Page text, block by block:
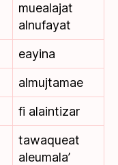
muealajat
alnufayat
eayina
almujtamae
fi alaintizar
tawaqueat
aleumala’